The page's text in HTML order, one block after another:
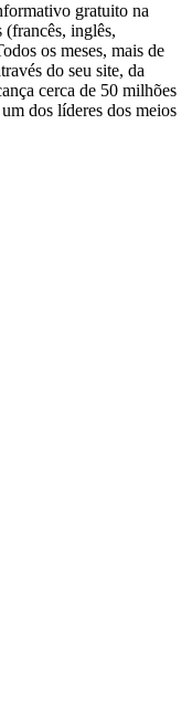
gratuito na
(francês, inglês,
os meses, mais de
do seu site, da
cerca de 50 milhões
dos líderes dos meios